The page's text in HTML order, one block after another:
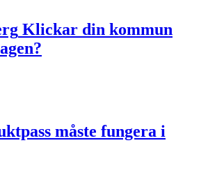
Klickar din kommun
måste fungera i